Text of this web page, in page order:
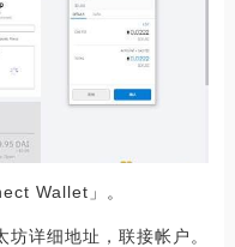
Wallet」。
详细地址，联接帐户。